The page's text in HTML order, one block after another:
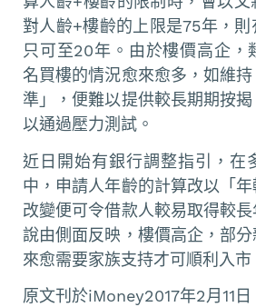
對人齡+樓齡的上限是75年，
只可至20年。由於樓價高企，
名買樓的情況愈來愈多，如維
準」，便難以提供較長期期按
以通過壓力測試。
近日開始有銀行調整指引，在
中，申請人年齡的計算改以「
改變便可令借款人較易取得較
說由側面反映，樓價高企，部
來愈需要家族支持才可順利入市
原文刊於iMoney2017年2月11日